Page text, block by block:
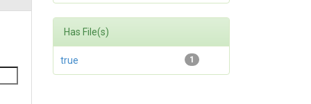
Has File(s)
1
true